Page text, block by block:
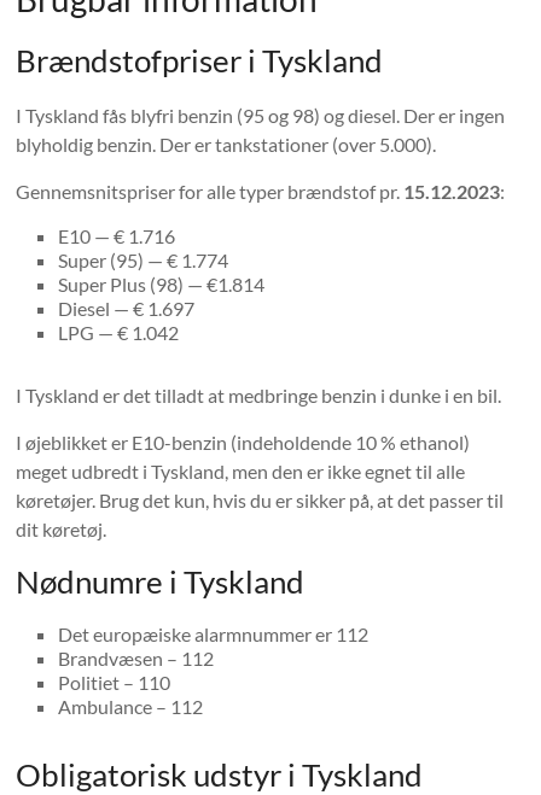
Brændstofpriser i Tyskland
I Tyskland fås blyfri benzin (95 og 98) og diesel. Der er ingen
blyholdig benzin. Der er tankstationer (over 5.000).
Gennemsnitspriser for alle typer brændstof pr. 15.12.2023:
E10 — € 1.716
Super (95) — € 1.774
Super Plus (98) — €1.814
Diesel — € 1.697
LPG — € 1.042
I Tyskland er det tilladt at medbringe benzin i dunke i en bil.
I øjeblikket er E10-benzin (indeholdende 10 % ethanol)
meget udbredt i Tyskland, men den er ikke egnet til alle
køretøjer. Brug det kun, hvis du er sikker på, at det passer til
dit køretøj.
Nødnumre i Tyskland
Det europæiske alarmnummer er 112
Brandvæsen – 112
Politiet – 110
Ambulance – 112
Obligatorisk udstyr i Tyskland